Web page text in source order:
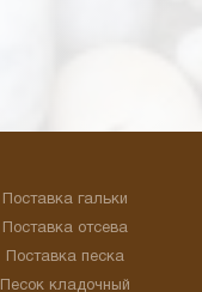
Поставка гальки
Поставка отсева
Поставка песка
Песок кладочный